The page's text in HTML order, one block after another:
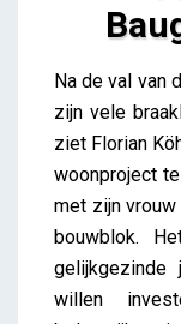
Florian Köhl –
Na de val van
zijn vele
ziet Florian
woonproject
met zijn vrouw
bouwblok.
willen